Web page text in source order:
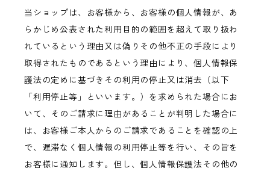
当ショップは、お客様から、お客様の個人情報が、あ
らかじめ公表された利用目的の範囲を超えて取り扱わ
れているという理由又は偽りその他不正の手段により
取得されたものであるという理由により、個人情報保
護法の定めに基づきその利用の停止又は消去（以下
「利用停止等」といいます。）を求められた場合にお
いて、そのご請求に理由があることが判明した場合に
は、お客様ご本人からのご請求であることを確認の上
で、遅滞なく個人情報の利用停止等を行い、その旨を
お客様に通知します。但し、個人情報保護法その他の